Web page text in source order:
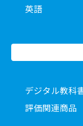
英語
デジタル教科
評価関連商品